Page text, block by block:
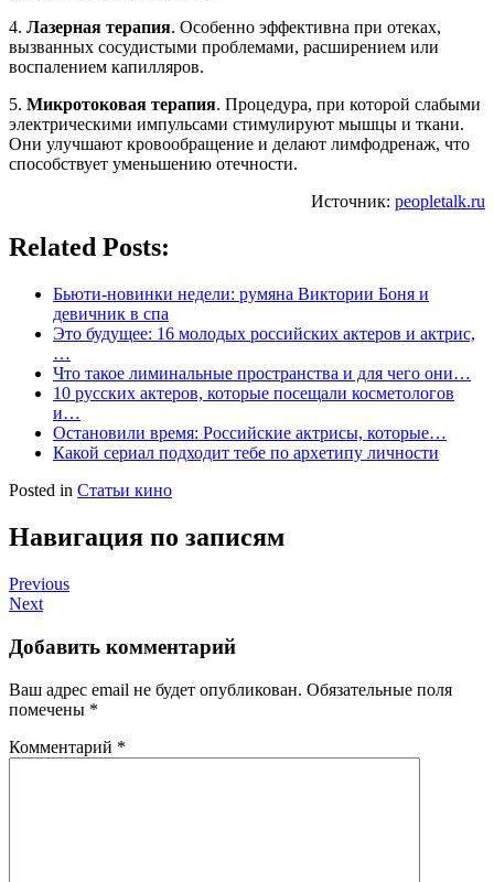
4. Лазерная терапия. Особенно эффективна при отеках,
вызванных сосудистыми проблемами, расширением или
воспалением капилляров.
5. Микротоковая терапия. Процедура, при которой слабыми
электрическими импульсами стимулируют мышцы и ткани.
Они улучшают кровообращение и делают лимфодренаж, что
способствует уменьшению отечности.
Источник: peopletalk.ru
Related Posts:
Бьюти-новинки недели: румяна Виктории Боня и
девичник в спа
Это будущее: 16 молодых российских актеров и актрис,
…
Что такое лиминальные пространства и для чего они…
10 русских актеров, которые посещали косметологов
и…
Остановили время: Российские актрисы, которые…
Какой сериал подходит тебе по архетипу личности
Posted in Статьи кино
Навигация по записям
Previous
Next
Добавить комментарий
Ваш адрес email не будет опубликован. Обязательные поля
помечены *
Комментарий *